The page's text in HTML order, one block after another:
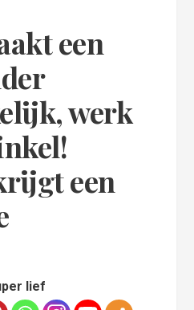
een
werk
een
lief